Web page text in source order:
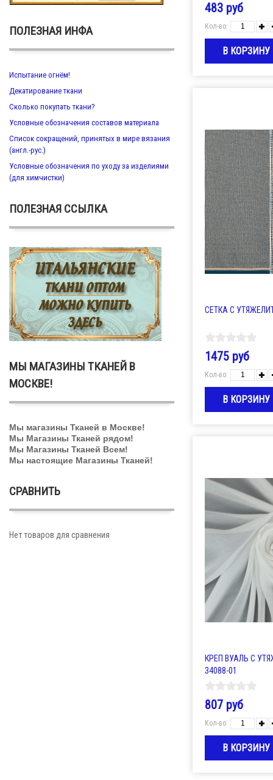
ПОЛЕЗНАЯ ИНФА
Испытание огнём!
Декатирование ткани
Сколько покупать ткани?
Условные обозначения составов материала
Список сокращений, принятых в мире вязания
(англ.-рус.)
Условные обозначения по уходу за изделиями
(для химчистки)
ПОЛЕЗНАЯ ССЫЛКА
МЫ МАГАЗИНЫ ТКАНЕЙ В
МОСКВЕ!
Мы магазины Тканей в Москве!
Мы Магазины Тканей рядом!
Мы Магазины Тканей Всем!
Мы настоящие Магазины Тканей!
СРАВНИТЬ
Нет товаров для сравнения
483 руб
Кол-во:
СЕТКА С
1475 руб
Кол-во:
КРЕП ВУАЛЬ С
34088-01
807 руб
Кол-во: